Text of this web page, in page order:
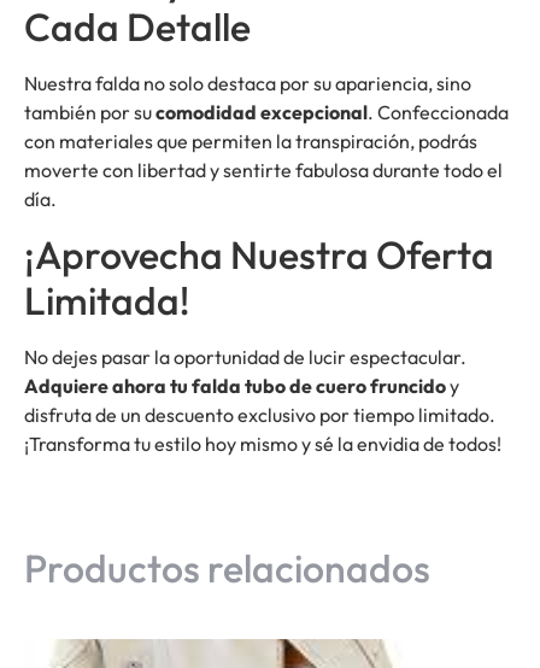
Cada Detalle
Nuestra falda no solo destaca por su apariencia, sino
también por sucomodidad excepcional. Confeccionada
con materiales que permiten la transpiración, podrás
moverte con libertad y sentirte fabulosa durante todo el
día.
¡Aprovecha Nuestra Oferta
Limitada!
No dejes pasar la oportunidad de lucir espectacular.
Adquiere ahora tu falda tubo de cuero fruncidoy
disfruta de un descuento exclusivo por tiempo limitado.
¡Transforma tu estilo hoy mismo y sé la envidia de todos!
Productos relacionados